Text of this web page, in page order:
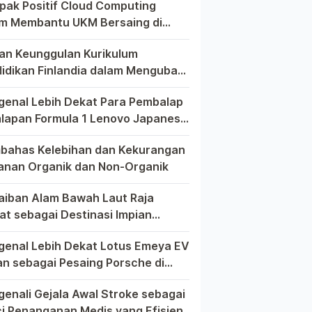
Positif Cloud Computing
Membantu UKM Bersaing di
Global
era globalisasi yang semakin kompetitif, ditemukan
Keunggulan Kurikulum
Finlandia dalam Mengubah
Dunia Pendidikan Modern
dunia pendidikan modern, tak ada yang lebih menonjol
Lebih Dekat Para Pembalap
Formula 1 Lenovo Japanese
Prix 2023
dunia balap Formula 1, setiap Grand Prix memiliki cerita
Kelebihan dan Kekurangan
Organik dan Non-Organik
upaya mencari asupan makanan yang lebih sehat,
Alam Bawah Laut Raja
sebagai Destinasi Impian
dari Seluruh Dunia
sebuah permata tersembunyi di Indonesia, telah
Lebih Dekat Lotus Emeya EV
sebagai Pesaing Porsche di
Mobil Listrik
otomotif mungkin perlu kiranya mengenal lebih
Gejala Awal Stroke sebagai